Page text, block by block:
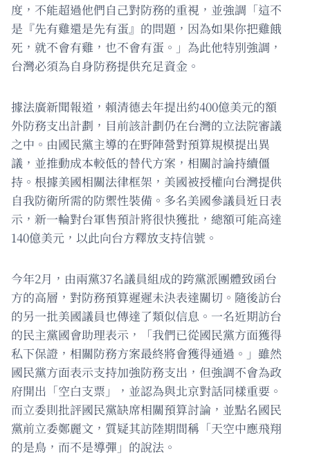
度，不能超過他們自己對防務的重視，並強調「這不
是『先有雞還是先有蛋』的問題，因為如果你把雞餓
死，就不會有雞，也不會有蛋。」為此他特別強調，
台灣必須為自身防務提供充足資金。
據法廣新聞報道，賴清德去年提出約400億美元的額
外防務支出計劃，目前該計劃仍在台灣的立法院審議
之中。由國民黨主導的在野陣營對預算規模提出異
議，並推動成本較低的替代方案，相關討論持續僵
持。根據美國相關法律框架，美國被授權向台灣提供
自我防衛所需的防禦性裝備。多名美國參議員近日表
示，新一輪對台軍售預計將很快獲批，總額可能高達
140億美元，以此向台方釋放支持信號。
今年2月，由兩黨37名議員組成的跨黨派團體致函台
方的高層，對防務預算遲遲未決表達關切。隨後訪台
的另一批美國議員也傳達了類似信息。一名近期訪台
的民主黨國會助理表示，「我們已從國民黨方面獲得
私下保證，相關防務方案最終將會獲得通過。」雖然
國民黨方面表示支持加強防務支出，但強調不會為政
府開出「空白支票」，並認為與北京對話同樣重要。
而立委則批評國民黨缺席相關預算討論，並點名國民
黨前立委鄭麗文，質疑其訪陸期間稱「天空中應飛翔
的是鳥，而不是導彈」的說法。